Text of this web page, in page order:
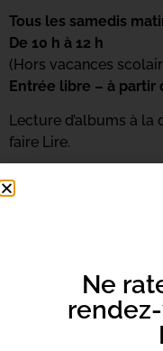
Tous les samedis
De 10 h à 12 h
(Hors vacances
Entrée libre – à partir
Lecture d’albums à
faire Lire.
Pour s’inscrire : 04 95
Ou par mail :
Ne